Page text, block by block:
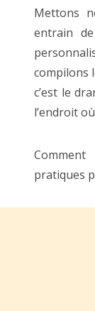
Mettons
entrain
compilons
c’est le
l’endroit
pratiques